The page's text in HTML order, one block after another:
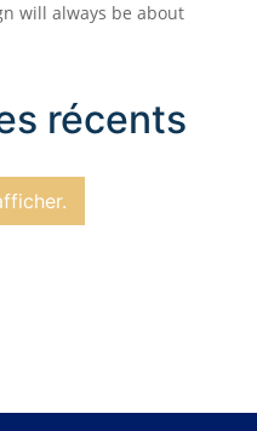
will always be about
récents